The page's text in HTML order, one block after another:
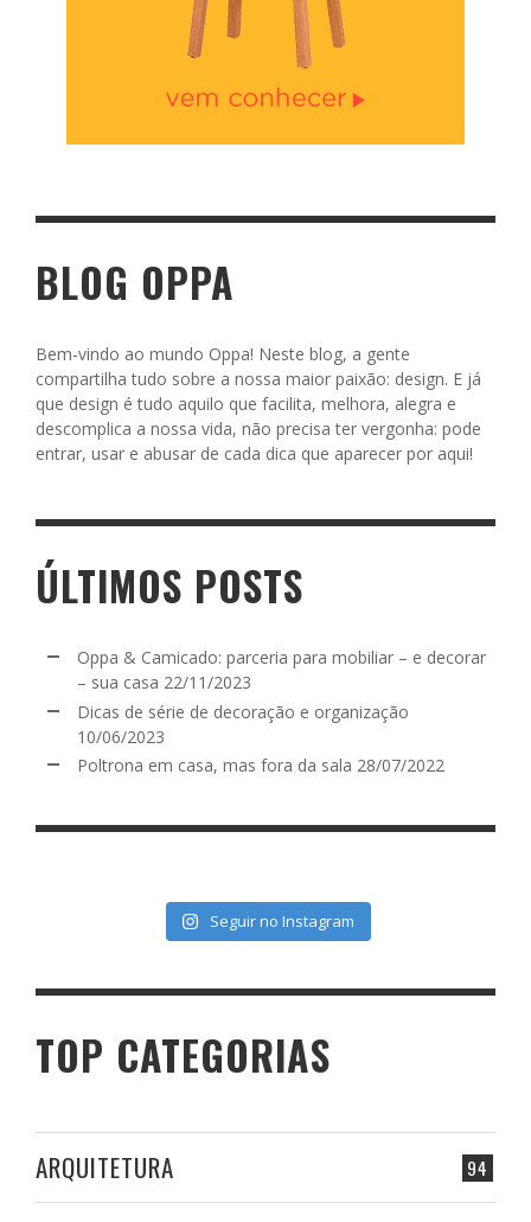
BLOG OPPA
Bem-vindo ao mundo Oppa! Neste blog, a gente
compartilha tudo sobre a nossa maior paixão: design. E já
que design é tudo aquilo que facilita, melhora, alegra e
descomplica a nossa vida, não precisa ter vergonha: pode
entrar, usar e abusar de cada dica que aparecer por aqui!
ÚLTIMOS POSTS
Oppa & Camicado: parceria para mobiliar – e decorar
– sua casa 22/11/2023
Dicas de série de decoração e organização
10/06/2023
Poltrona em casa, mas fora da sala 28/07/2022
Seguir no Instagram
TOP CATEGORIAS
94
ARQUITETURA